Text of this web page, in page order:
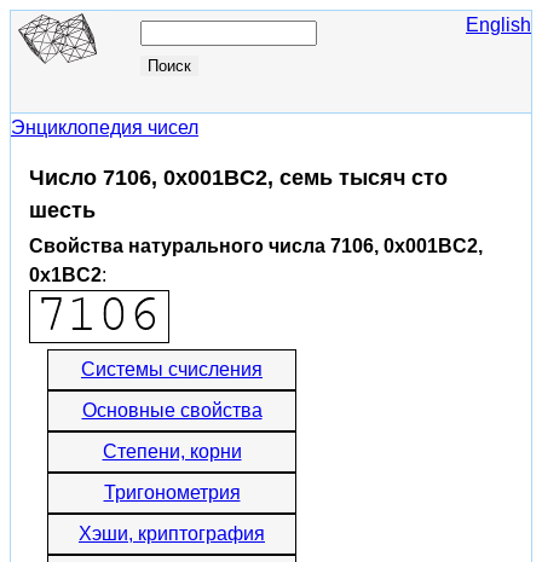
English
Энциклопедия чисел
Число 7106, 0x001BC2, семь тысяч сто
шесть
Свойства натурального числа 7106, 0x001BC2,
0x1BC2:
Системы счисления
Основные свойства
Степени, корни
Тригонометрия
Хэши, криптография